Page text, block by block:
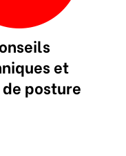
et
posture